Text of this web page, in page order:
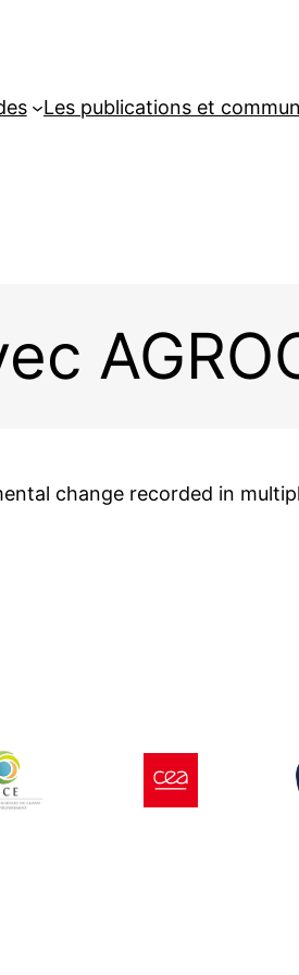
Les publications et
change recorded in